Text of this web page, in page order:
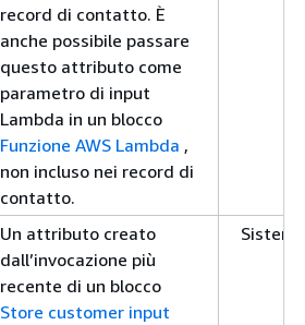
record di contatto. È
anche possibile passare
questo attributo come
parametro di input
Lambda in un blocco
Funzione AWS Lambda ,
non incluso nei record di
contatto.
Un attributo creato
dall’invocazione più
recente di un blocco
Store customer input
Sistema